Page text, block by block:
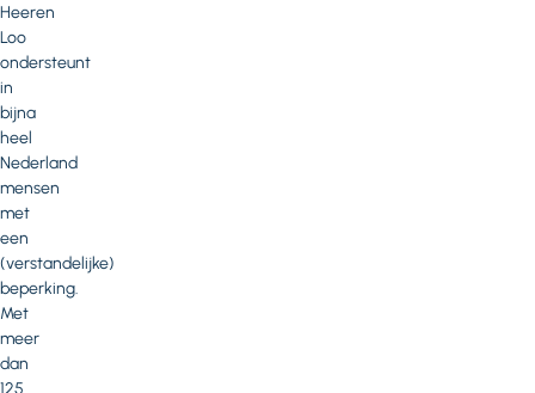
Heeren
Loo
ondersteunt
in
bijna
heel
Nederland
mensen
met
een
(verstandelijke)
beperking.
Met
meer
dan